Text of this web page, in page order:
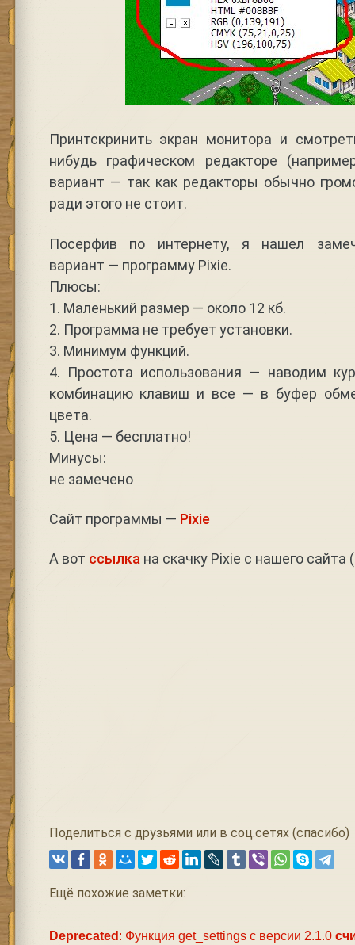
Принтскринить экран монитора и
нибудь графическом редакторе
вариант — так как редакторы обычно
ради этого не стоит.
Посерфив по интернету, я нашел
вариант — программу Pixie.
Плюсы:
1. Маленький размер — около 12 кб.
2. Программа не требует установки.
3. Минимум функций.
4. Простота использования — наводим
комбинацию клавиш и все — в буфер
цвета.
5. Цена — бесплатно!
Минусы:
не замечено
Сайт программы — Pixie
А вот ссылкана скачку Pixie с нашего сайта
Поделиться с друзьями или в соц.сетях (спасибо)
Ещё похожие заметки:
Deprecated : Функция get_settings с версии 2.1.0